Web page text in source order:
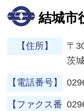
結城市
【住所】
〒
茨
【電話番号】
【ファクス番